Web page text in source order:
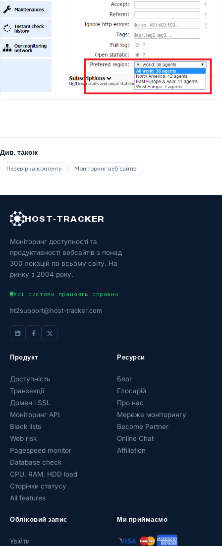
Див. також
Перевірка контенту Моніторинг веб сайтів
HOST-TRACKER
Моніторинг доступності та
продуктивності вебсайтів з понад
300 локацій по всьому світу. На
ринку з 2004 року.
Усі системи працюють справно
ht2support@host-tracker.com
Продукт
Доступність
Транзакції
Домен і SSL
Моніторинг API
Black lists
Web risk
Pagespeed monitor
Database check
CPU, RAM, HDD load
Сторінки статусу
All features
Ресурси
Блог
Глосарій
Про нас
Мережа моніторингу
Become Partner
Online Chat
Affiliation
Обліковий запис
Увійти
Ми приймаємо